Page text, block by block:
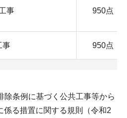
事 950点
事 950点
除条例に基づく公共工事等から
係る措置に関する規則（令和2